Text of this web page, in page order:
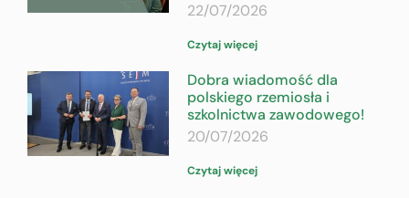
22/07/2026
Czytaj więcej
Dobra wiadomość dla
polskiego rzemiosła i
szkolnictwa zawodowego!
20/07/2026
Czytaj więcej